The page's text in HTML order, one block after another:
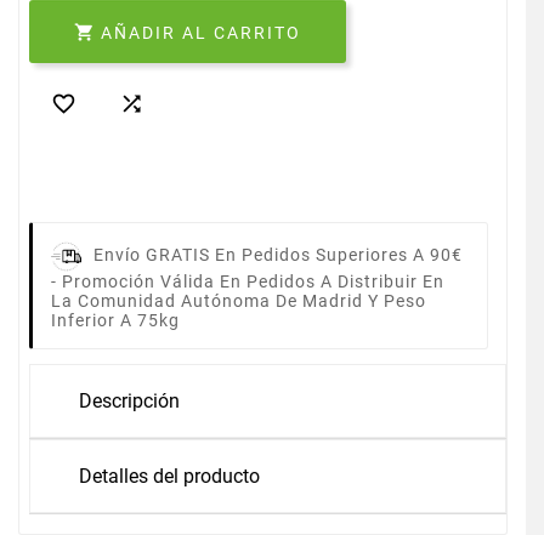
 AÑADIR AL CARRITO
 
Envío GRATIS En Pedidos Superiores A 90€
- Promoción Válida En Pedidos A Distribuir En
La Comunidad Autónoma De Madrid Y Peso
Inferior A 75kg
Descripción
Detalles del producto